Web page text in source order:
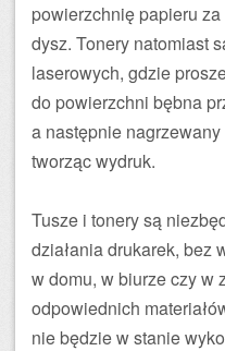
powierzchnię papieru
dysz. Tonery natomiast
laserowych, gdzie
do powierzchni bębna
a następnie
tworząc wydruk.
Tusze i tonery są
działania drukarek, bez
w domu, w biurze czy w
odpowiednich
nie będzie w stanie